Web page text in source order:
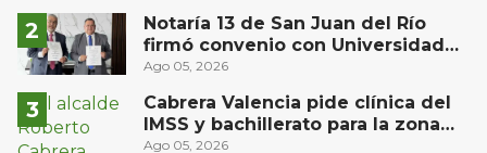
Notaría 13 de San Juan del Río
firmó convenio con Universidad
Privada del Bajío para recibir
Ago 05, 2026
Cabrera Valencia pide clínica del
IMSS y bachillerato para la zona
oriente de San Juan del Río
Ago 05, 2026